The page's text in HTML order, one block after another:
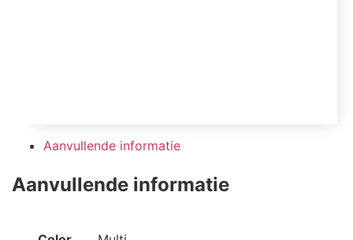
Aanvullende informatie
Aanvullende informatie